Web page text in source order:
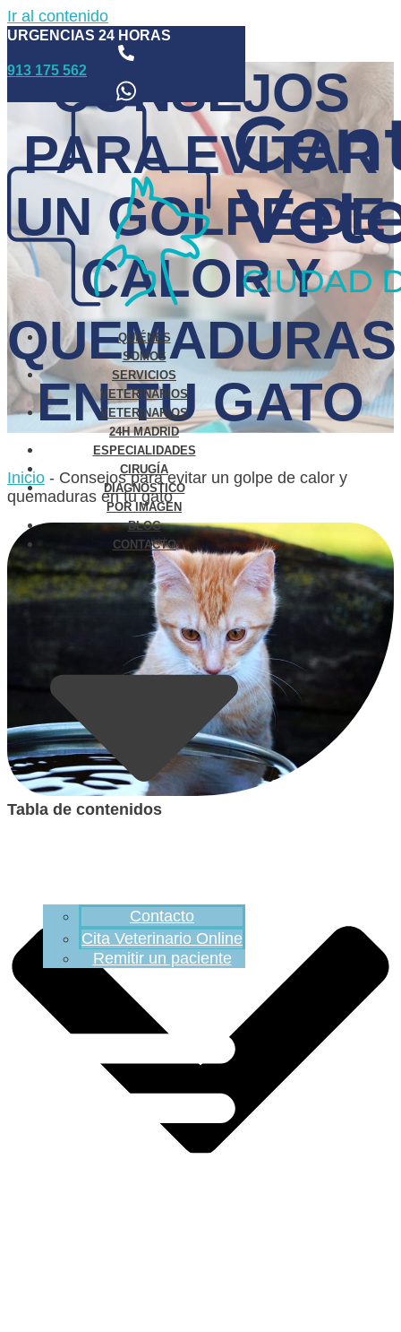
Ir al contenido
URGENCIAS 24 HORAS
913 175 562
QUIÉNES
SOMOS
SERVICIOS
VETERINARIOS
VETERINARIOS
24H MADRID
ESPECIALIDADES
CIRUGÍA
DIAGNÓSTICO
POR IMAGEN
BLOG
CONTACTO
Contacto
Cita Veterinario Online
Remitir un paciente
CONSEJOS
PARA EVITAR
UN GOLPE DE
CALOR Y
QUEMADURAS
EN TU GATO
Inicio - Consejos para evitar un golpe de calor y
quemaduras en tu gato
Tabla de contenidos